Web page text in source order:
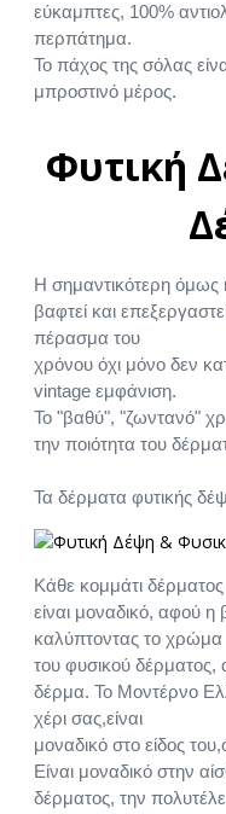
εύκαμπτες, 100%
περπάτημα.
Το πάχος της σόλας
μπροστινό μέρος.
Φυτική
Η σημαντικότερη όμως
βαφτεί και
πέρασμα του
χρόνου όχι μόνο δεν
vintage εμφάνιση.
Το "βαθύ", "ζωντανό"
την ποιότητα του
Τα δέρματα φυτικής
Κάθε κομμάτι
είναι μοναδικό, αφού
καλύπτοντας το χρώμα
του φυσικού δέρματος,
δέρμα. Το Μοντέρνο
χέρι σας,είναι
μοναδικό στο είδος
Είναι μοναδικό στην
δέρματος, την